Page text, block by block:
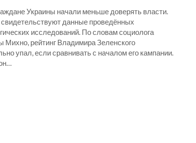
Украины начали меньше доверять власти.
данные проведённых
исследований. По словам социолога
Михно, рейтинг Владимира Зеленского
упал, если сравнивать с началом его кампании.